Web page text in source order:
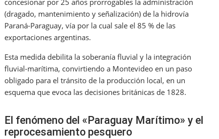
concesionar por 25 años prorrogables la administración
(dragado, mantenimiento y señalización) de la hidrovía
Paraná-Paraguay, vía por la cual sale el 85 % de las
exportaciones argentinas.
Esta medida debilita la soberanía fluvial y la integración
fluvial-marítima, convirtiendo a Montevideo en un paso
obligado para el tránsito de la producción local, en un
esquema que evoca las decisiones británicas de 1828.
El fenómeno del «Paraguay Marítimo» y el
reprocesamiento pesquero